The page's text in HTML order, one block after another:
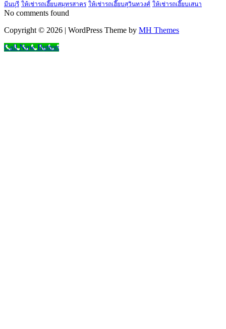
มีนบุรี ให้เช่ารถเฮี๊ยบสมุทรสาคร ให้เช่ารถเฮี๊ยบสุวินทวงศ์ ให้เช่ารถเฮี๊ยบเสนา
No comments found
Copyright © 2026 | WordPress Theme by MH Themes
Call Now Button